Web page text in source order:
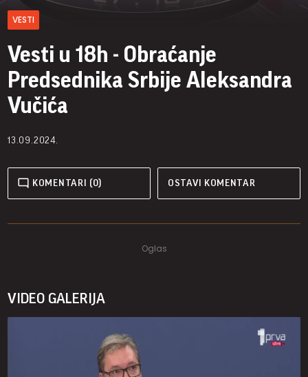
VESTI
Vesti u 18h - Obraćanje
Predsednika Srbije Aleksandra
Vučića
13.09.2024.
KOMENTARI (0) OSTAVI KOMENTAR
VIDEO GALERIJA